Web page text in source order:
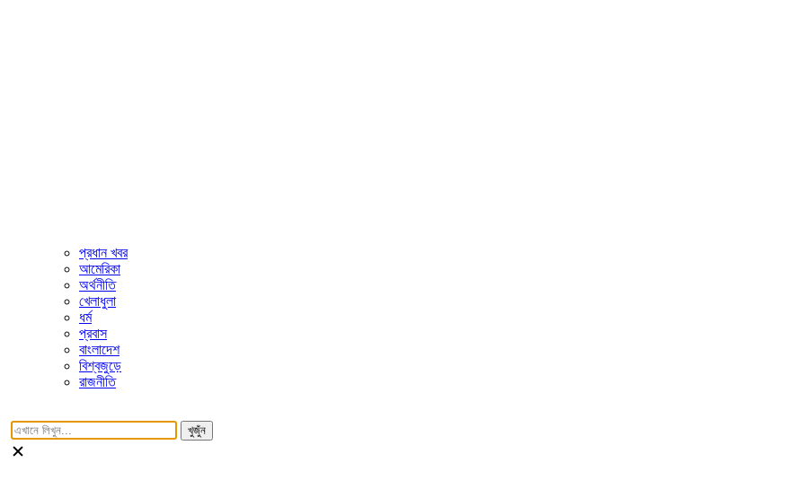
প্রধান খবর
আমেরিকা
অর্থনীতি
খেলাধুলা
ধর্ম
প্রবাস
বাংলাদেশ
বিশ্বজুড়ে
রাজনীতি
খুজুঁন